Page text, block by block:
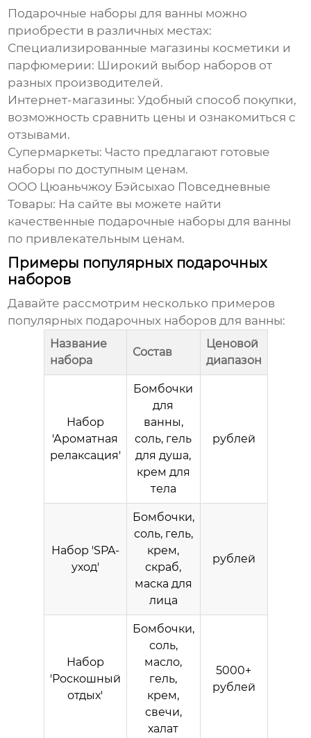
Подарочные наборы для ванны можно
приобрести в различных местах:
Специализированные магазины косметики и
парфюмерии: Широкий выбор наборов от
разных производителей.
Интернет-магазины: Удобный способ покупки,
возможность сравнить цены и ознакомиться с
отзывами.
Супермаркеты: Часто предлагают готовые
наборы по доступным ценам.
ООО Цюаньчжоу Бэйсыхао Повседневные
Товары: На сайте вы можете найти
качественные подарочные наборы для ванны
по привлекательным ценам.
Примеры популярных подарочных
наборов
Давайте рассмотрим несколько примеров
популярных подарочных наборов для ванны:
Название
набора
Состав
Ценовой
диапазон
Набор
'Ароматная
релаксация'
Бомбочки
для
ванны,
соль, гель
для душа,
крем для
тела
рублей
Набор 'SPA-
уход'
Бомбочки,
соль, гель,
крем,
скраб,
маска для
лица
рублей
Набор
'Роскошный
отдых'
Бомбочки,
соль,
масло,
гель,
крем,
свечи,
халат
5000+
рублей